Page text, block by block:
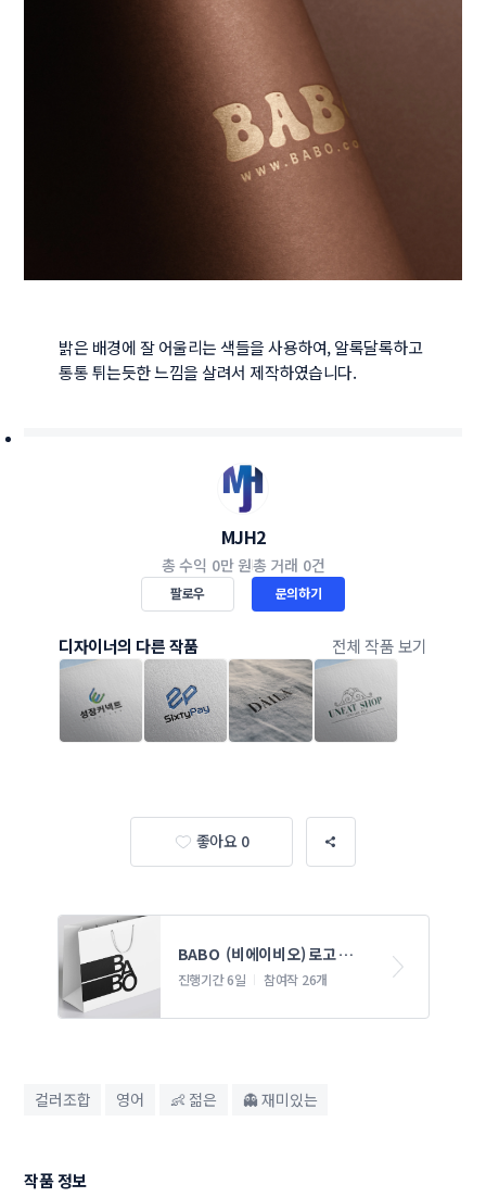
밝은 배경에 잘 어울리는 색들을 사용하여, 알록달록하고
MJH2
총 수익 0만 원총 거래 0건
팔로우 문의하기
디자이너의 다른 작품 전체 작품 보기
좋아요 0
BABO  (비에이비오) 로고 콘테
스트
진행기간 6일 참여작 26개
컬러조합 영어 👶 젊은 👻 재미있는
작품 정보